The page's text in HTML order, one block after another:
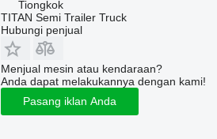
Tiongkok
TITAN Semi Trailer Truck
Hubungi penjual
Menjual mesin atau kendaraan?
Anda dapat melakukannya dengan kami!
Pasang iklan Anda